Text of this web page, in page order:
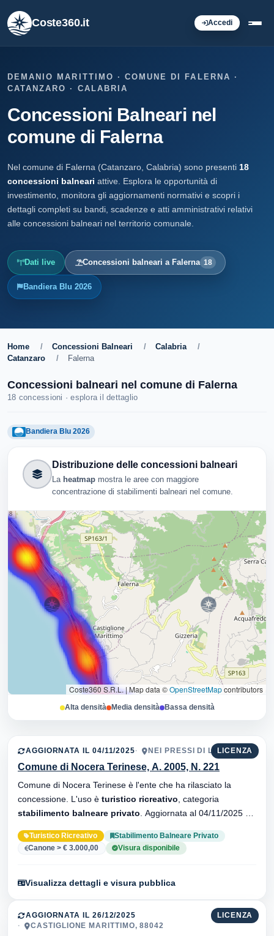
Coste360.it Accedi
DEMANIO MARITTIMO · COMUNE DI FALERNA ·
CATANZARO · CALABRIA
Concessioni Balneari nel
comune di Falerna
Nel comune di Falerna (Catanzaro, Calabria) sono presenti 18
concessioni balneari attive. Esplora le opportunità di
investimento, monitora gli aggiornamenti normativi e scopri i
dettagli completi su bandi, scadenze e atti amministrativi relativi
alle concessioni balneari nel territorio comunale.
Dati live Concessioni balneari a Falerna 18
Bandiera Blu 2026
Home / Concessioni Balneari / Calabria
/
Catanzaro
/ Falerna
Concessioni balneari nel comune di Falerna
18 concessioni · esplora il dettaglio
Bandiera Blu 2026
Distribuzione delle concessioni balneari
La heatmap mostra le aree con maggiore
concentrazione di stabilimenti balneari nel comune.
Coste360 S.R.L.|Map data ©OpenStreetMapcontributors
Alta densità Media densità Bassa densità
LICENZA
AGGIORNATA IL 04/11/2025 NEI PRESSI DI LIDO LIGEA
Comune di Nocera Terinese, A. 2005, N. 221
Comune di Nocera Terinese è l'ente che ha rilasciato la
concessione. L'uso è turistico ricreativo , categoria
stabilimento balneare privato
Turistico Ricreativo
Stabilimento Balneare Privato
Canone > € 3.000,00
Visura disponibile
Visualizza dettagli e visura pubblica
LICENZA
AGGIORNATA IL 26/12/2025
CASTIGLIONE MARITTIMO, 88042